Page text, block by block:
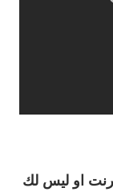
او ليس لك